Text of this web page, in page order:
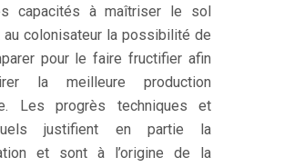
capacités à maîtriser le sol
au colonisateur la possibilité de
pour le faire fructifier afin
la meilleure production
Les progrès techniques et
justifient en partie la
et sont à l’origine de la